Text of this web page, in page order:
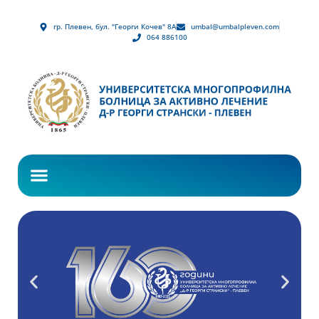
гр. Плевен, бул. "Георги Кочев" 8А
umbal@umbalpleven.com
064 886100